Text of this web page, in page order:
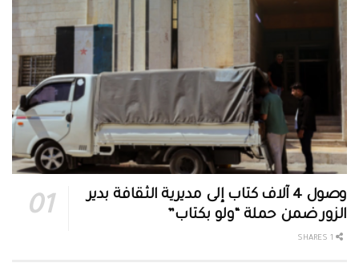
وصول 4 آلاف كتاب إلى مديرية الثقافة بدير
الزور ضمن حملة “ولو بكتاب”